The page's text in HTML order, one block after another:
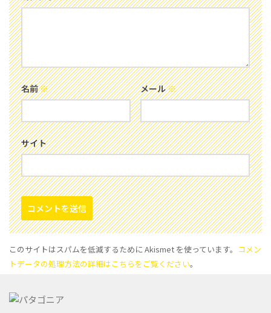
名前※ メール※
サイト
このサイトはスパムを低減するために Akismet を使っています。 コメン
トデータの処理方法の詳細はこちらをご覧ください。